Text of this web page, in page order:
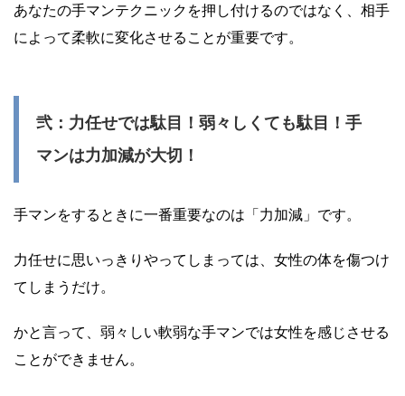
あなたの手マンテクニックを押し付けるのではなく、相手
によって柔軟に変化させることが重要です。
弐：力任せでは駄目！弱々しくても駄目！手
マンは力加減が大切！
手マンをするときに一番重要なのは「力加減」です。
力任せに思いっきりやってしまっては、女性の体を傷つけ
てしまうだけ。
かと言って、弱々しい軟弱な手マンでは女性を感じさせる
ことができません。